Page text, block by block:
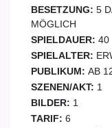
BESETZUNG: 5
MÖGLICH
SPIELDAUER: 40
SPIELALTER:
PUBLIKUM: AB
SZENEN/AKT: 1
BILDER: 1
TARIF: 6